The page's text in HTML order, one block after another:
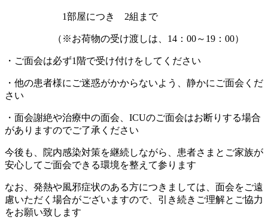
1部屋につき 2組まで
（※お荷物の受け渡しは、14：00～19：00）
・ご面会は必ず1階で受け付けをしてください
・他の患者様にご迷惑がかからないよう、静かにご面会くだ
さい
・面会謝絶や治療中の面会、ICUのご面会はお断りする場合
がありますのでご了承ください
今後も、院内感染対策を継続しながら、患者さまとご家族が
安心してご面会できる環境を整えて参ります
なお、発熱や風邪症状のある方につきましては、面会をご遠
慮いただく場合がございますので、引き続きご理解とご協力
をお願い致します